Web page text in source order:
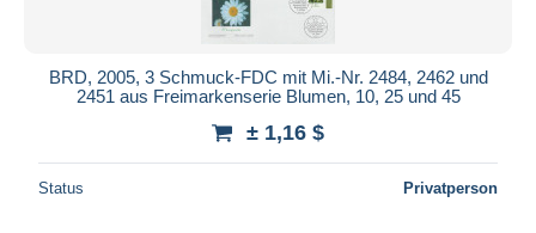
BRD, 2005, 3 Schmuck-FDC mit Mi.-Nr. 2484, 2462 und
2451 aus Freimarkenserie Blumen, 10, 25 und 45
± 1,16 $
Status Privatperson